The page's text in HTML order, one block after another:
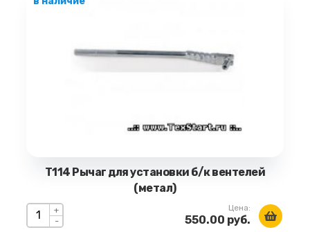
Т114 Рычаг для установки б/к вентелей
(метал)
+
-
Цена:
550.00 руб.